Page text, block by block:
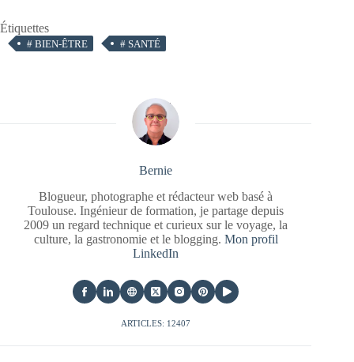
Étiquettes
# BIEN-ÊTRE # SANTÉ
Bernie
Blogueur, photographe et rédacteur web basé à
Toulouse. Ingénieur de formation, je partage depuis
2009 un regard technique et curieux sur le voyage, la
culture, la gastronomie et le blogging. Mon profil
LinkedIn
ARTICLES: 12407